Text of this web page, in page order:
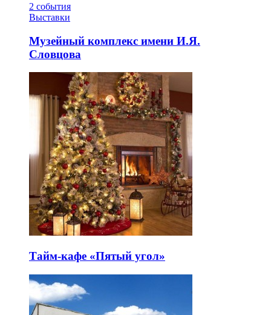
2 события
Выставки
Музейный комплекс имени И.Я.
Словцова
Тайм-кафе «Пятый угол»